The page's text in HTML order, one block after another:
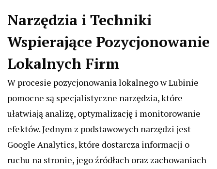
Narzędzia i Techniki
Wspierające Pozycjonowanie
Lokalnych Firm
W procesie pozycjonowania lokalnego w Lubinie
pomocne są specjalistyczne narzędzia, które
ułatwiają analizę, optymalizację i monitorowanie
efektów. Jednym z podstawowych narzędzi jest
Google Analytics, które dostarcza informacji o
ruchu na stronie, jego źródłach oraz zachowaniach